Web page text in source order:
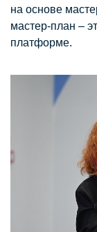
на основе
мастер-план –
платформе.